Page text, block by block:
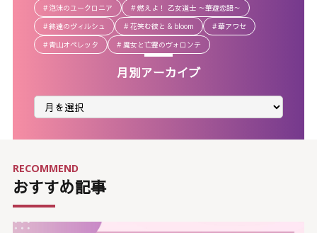
泡沫のユークロニア
燃えよ！ 乙女道士 ～華遊恋語～
終遠のヴィルシュ
花笑む彼と & bloom
華アワセ
青山オペレッタ
魔女と亡霊のヴォロンテ
月別アーカイブ
月
ア
カ
おすすめ記事
RECOMMEND